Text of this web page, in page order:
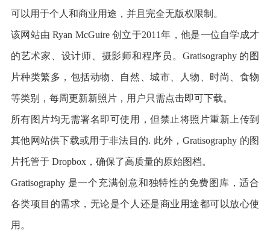
可以用于个人和商业用途，并且完全无版权限制。
该网站由 Ryan McGuire 创立于2011年，他是一位自学成才
的艺术家、设计师、摄影师和程序员。Gratisography 的图
片种类繁多，包括动物、自然、城市、人物、时尚、食物
等类别，每周更新新照片，用户只需点击即可下载。
所有图片均无需署名即可使用，但禁止将照片重新上传到
其他网站供下载或用于非法目的. 此外，Gratisography 的图
片托管于 Dropbox，确保了高质量的原始图档。
Gratisography 是一个充满创意和独特性的免费图库，适合
各类项目的需求，无论是个人还是商业用途都可以放心使
用。